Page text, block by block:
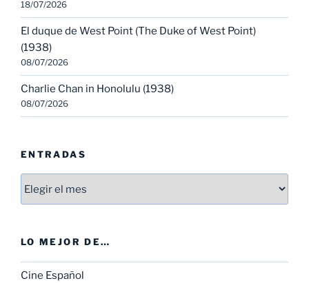
18/07/2026
El duque de West Point (The Duke of West Point)
(1938)
08/07/2026
Charlie Chan in Honolulu (1938)
08/07/2026
ENTRADAS
LO MEJOR DE…
Cine Español